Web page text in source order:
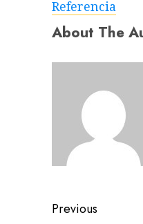
Referencia
About The
Previous